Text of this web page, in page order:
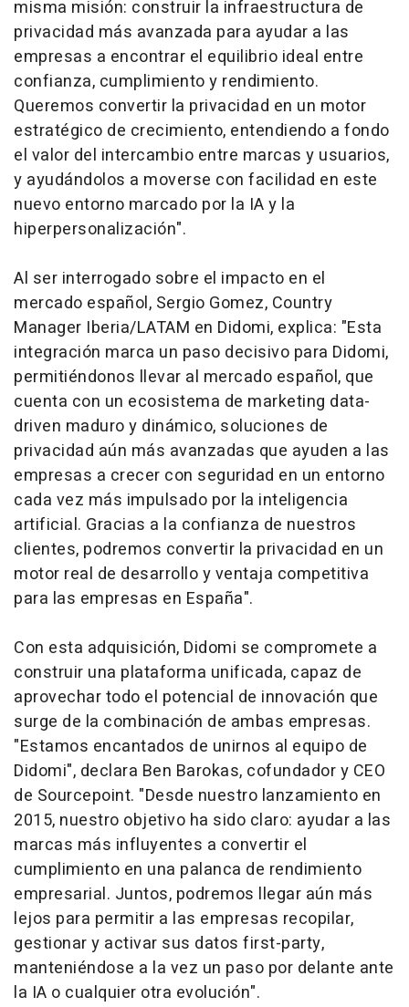
misma misión: construir la infraestructura de
privacidad más avanzada para ayudar a las
empresas a encontrar el equilibrio ideal entre
confianza, cumplimiento y rendimiento.
Queremos convertir la privacidad en un motor
estratégico de crecimiento, entendiendo a fondo
el valor del intercambio entre marcas y usuarios,
y ayudándolos a moverse con facilidad en este
nuevo entorno marcado por la IA y la
hiperpersonalización".
Al ser interrogado sobre el impacto en el
mercado español, Sergio Gomez, Country
Manager Iberia/LATAM en Didomi, explica: "Esta
integración marca un paso decisivo para Didomi,
permitiéndonos llevar al mercado español, que
cuenta con un ecosistema de marketing data-
driven maduro y dinámico, soluciones de
privacidad aún más avanzadas que ayuden a las
empresas a crecer con seguridad en un entorno
cada vez más impulsado por la inteligencia
artificial. Gracias a la confianza de nuestros
clientes, podremos convertir la privacidad en un
motor real de desarrollo y ventaja competitiva
para las empresas en España".
Con esta adquisición, Didomi se compromete a
construir una plataforma unificada, capaz de
aprovechar todo el potencial de innovación que
surge de la combinación de ambas empresas.
"Estamos encantados de unirnos al equipo de
Didomi", declara Ben Barokas, cofundador y CEO
de Sourcepoint. "Desde nuestro lanzamiento en
2015, nuestro objetivo ha sido claro: ayudar a las
marcas más influyentes a convertir el
cumplimiento en una palanca de rendimiento
empresarial. Juntos, podremos llegar aún más
lejos para permitir a las empresas recopilar,
gestionar y activar sus datos first-party,
manteniéndose a la vez un paso por delante ante
la IA o cualquier otra evolución".